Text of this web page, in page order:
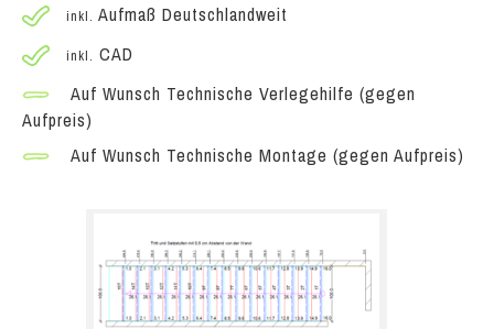
inkl. Aufmaß Deutschlandweit
inkl. CAD
Auf Wunsch Technische Verlegehilfe (gegen
Aufpreis)
Auf Wunsch Technische Montage (gegen Aufpreis)